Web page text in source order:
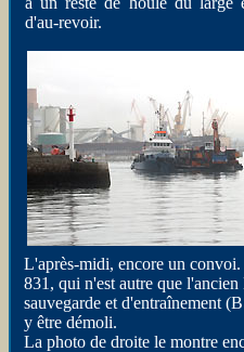
d'au-revoir.
L'après-midi, encore un
831, qui n'est autre que
sauvegarde et d'entraînement
y être démoli.
La photo de droite le montre